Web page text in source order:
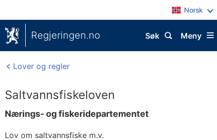
Norsk
Regjeringen.no Meny
Søk
Lover og regler
Saltvannsfiskeloven
Nærings- og fiskeridepartementet
Lov om saltvannsfiske m.v.